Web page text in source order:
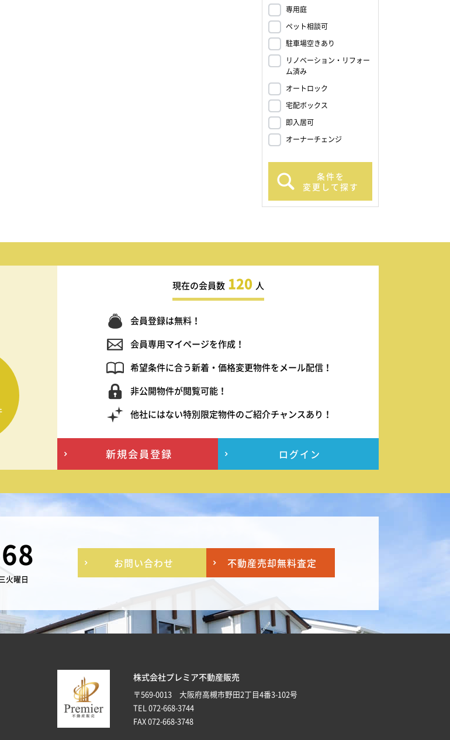
専用庭
ペット相談可
駐車場空きあり
リノベーション・リフォー
ム済み
オートロック
宅配ボックス
即入居可
オーナーチェンジ
条件を
変更して探す
現在の会員数 120 人
会員登録は無料！
会員専用マイページを作成！
希望条件に合う新着・価格変更物件をメール配信！
非公開物件が閲覧可能！
他社にはない特別限定物件のご紹介チャンスあり！
新規会員登録 ログイン
火曜日
お問い合わせ 不動産売却無料査定
株式会社プレミア不動産販売
〒569-0013 大阪府高槻市野田2丁目4番3-102号
TEL 072-668-3744
FAX 072-668-3748